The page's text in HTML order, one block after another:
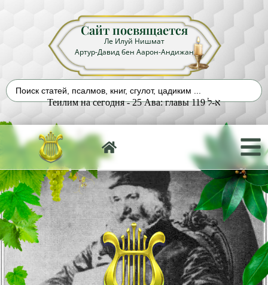
Сайт посвящается
Ле Илуй Нишмат
Артур-Давид бен Аарон-Андижан
Теилим на сегодня - 25 Ава: главы 119 א-ל